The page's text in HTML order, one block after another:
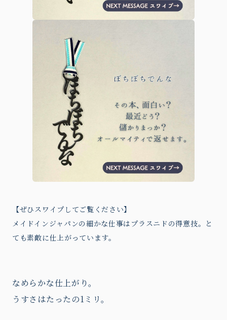
【ぜひスワイプしてご覧ください】
メイドインジャパンの細かな仕事はプラスニドの得意技。と
ても素敵に仕上がっています。
なめらかな仕上がり。
うすさはたったの1ミリ。